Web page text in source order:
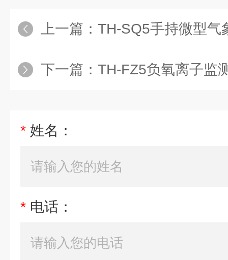
上一篇： TH-SQ5手持微型气
下一篇： TH-FZ5负氧离子监
* 姓名：
* 电话：